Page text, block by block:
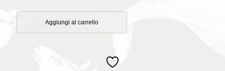
Aggiungi al carrello